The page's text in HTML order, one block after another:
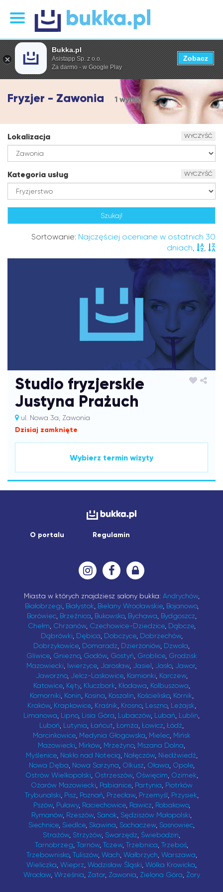
Fryzjer - Zawonia 1 wynik
Lokalizacja WYCZYŚĆ
Kategoria usług WYCZYŚĆ
Sortowanie: Najczęściej oceniane w ostatnich 30
dniach, ,
Studio fryzjerskie
Justyna Prażuch
ul. Nowa 3a, Zawonia
Dzisiaj zamknięte
Wybierz termin wizyty
O portalu Regulamin
Miasta w których znajdziesz salony bukka: Andrychów,
Białobrzegi, Białystok, Bielany Wrocławskie, Bojanowo,
Borówiec, Brzeźnica, Bukowsko, Bychawa, Bydgoszcz,
Chełm, Chrzanów, Czechowice-Dziedzice, Dąbcze,
Dąbrówki, Dębica, Dobczyce, Dobrzechów,
Dobrzykowice, Domaradz, Dzierżoniów, Dzwola,
Gliwice, Gniezno, Godów, Gostyń, Groblice, Grodzisk
Mazowiecki, Iwierzyce, Jarosław, Jasiel, Jasło, Jawor,
Jaworzno, Jelcz-Laskowice, Kamionki, Karczew,
Katowice, Kęty, Kluczbork, Kłodawa, Kolbuszowa,
Komorniki, Konin, Kosina, Koszalin, Kościelisko, Kórnik,
Kraków, Krapkowice, Kraśnik, Krosno, Leszno, Leżajsk,
Limanowa, Lipno, Lisia Góra, Lubaczów, Lubań, Lublin,
Luboń, Lutynia, Łańcut, Łomża, Łowicz, Łódź,
Marcinkowice, Medynia Głogowska, Mielec, Mińsk
Mazowiecki, Mirków, Mrzeżyno, Mszana Dolna,
Myślenice, Nakło nad Notecią, Nałęczów, Niedźwiedź,
Nowa Dęba, Nowa Sarzyna, Olkusz, Oława, Opole,
Ostrów Wielkopolski, Ostrzeszów, Oświęcim, Ozimek,
Ożarów Mazowiecki, Pabianice, Partynia, Piotrków
Trybunalski, Pisz, Poznań, Przecław, Przemyśl, Przysiek,
Pszów, Puławy, Raciechowice, Rawicz, Robakowo,
Rymanów, Rzeszów, Sanok, Sędziszów Małopolski,
Siechnice, Siedlce, Skawina, Sochaczew, Sosnowiec,
Strażów, Strzyżów, Swarzędz, Świebodzin,
Tarnobrzeg, Tarnów, Tczew, Trzebnica, Trzeboś,
Trzebownisko, Tuliszów, Wach, Wałbrzych, Warszawa,
Wieliczka, Wieprz, Wodzisław Śląski, Wólka Krowicka,
Wrocław, Września, Zator, Zawonia, Zielona Góra, Żory
Bukka.pl
Asistapp Sp. z o.o.
Za darmo - w Google Play
Zobacz